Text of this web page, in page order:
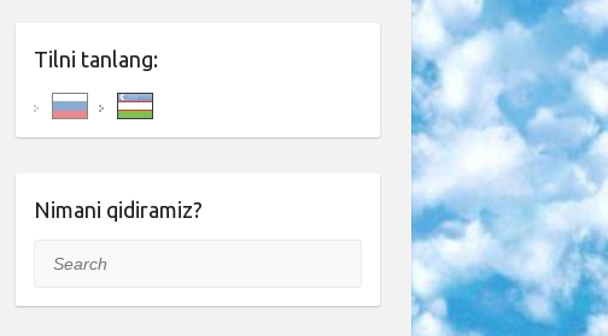
Tilni tanlang:
Nimani qidiramiz?
Search